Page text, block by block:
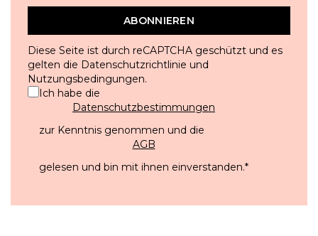
ABONNIEREN
Diese Seite ist durch reCAPTCHA geschützt und es
gelten die Datenschutzrichtlinie und
Nutzungsbedingungen.
Ich habe die
Datenschutzbestimmungen
zur Kenntnis genommen und die
AGB
gelesen und bin mit ihnen einverstanden.*